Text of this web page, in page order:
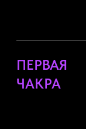
ПЕРВАЯ
ЧАКРА